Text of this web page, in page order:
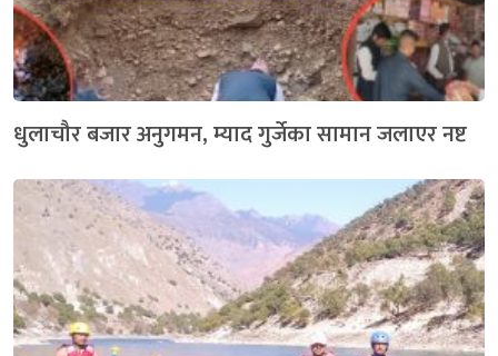
धुलाचौर बजार अनुगमन, म्याद गुर्जेका सामान जलाएर नष्ट